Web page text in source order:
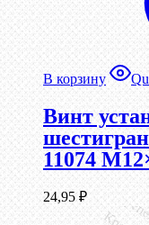
В корзину
Винт
11074
24,95 ₽